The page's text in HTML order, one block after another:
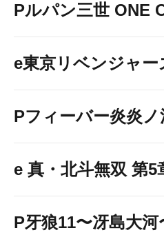
Pルパン三世 ONE
e東京リベンジャー
Pフィーバー炎炎ノ
e 真・北斗無双 第5
P牙狼11〜冴島大河